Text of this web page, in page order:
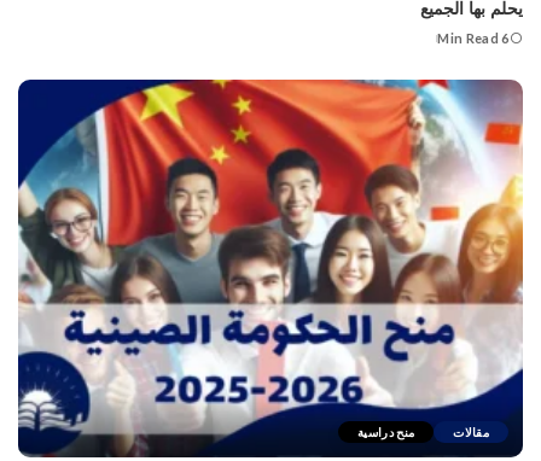
يحلم بها الجميع
6 Min Read
مقالات منح دراسية